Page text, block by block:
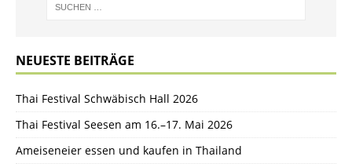
NEUESTE BEITRÄGE
Thai Festival Schwäbisch Hall 2026
Thai Festival Seesen am 16.–17. Mai 2026
Ameiseneier essen und kaufen in Thailand